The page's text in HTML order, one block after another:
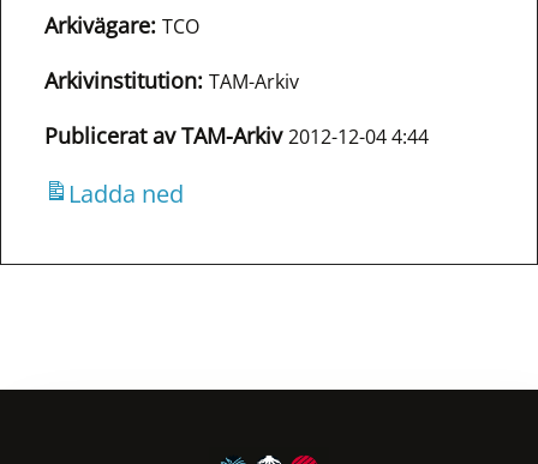
Arkivägare: TCO
Arkivinstitution: TAM-Arkiv
Publicerat av TAM-Arkiv2012-12-04 4:44
Ladda ned